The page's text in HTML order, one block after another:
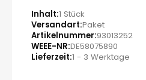
Inhalt 1 Stück
Versandart Paket
Artikelnummer 93013252
WEEE-NR DE58075890
Lieferzeit 1 - 3 Werktage